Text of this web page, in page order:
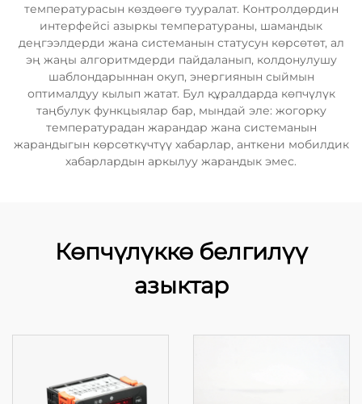
температурасын көздөөгө тууралат. Контролдөрдин
интерфейсі азыркы температураны, шамандык
деңгээлдерди жана системанын статусун көрсөтөт, ал
эң жаңы алгоритмдерди пайдаланып, колдонулушу
шаблондарыннан окуп, энергиянын сыймын
оптималдуу кылып жатат. Бул құралдарда көпчүлүк
таңбулук функцыялар бар, мындай эле: жогорку
температурадан жарандар жана системанын
жарандыгын көрсөткүчтүү хабарлар, анткени мобилдик
хабарлардын аркылуу жарандык эмес.
Көпчүлүккө белгилүү
азыктар